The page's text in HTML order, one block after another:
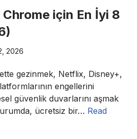
için En İyi 8
2026
gezinmek, Netflix, Disney+,
engellerini
güvenlik duvarlarını aşmak
ücretsiz bir… Read